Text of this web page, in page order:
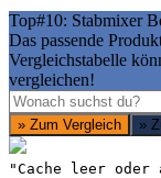
Top#10: Stabmixer
Das passende
Vergleichstabelle
vergleichen!
Suchen
» Zum Vergleich
»
"Cache leer oder